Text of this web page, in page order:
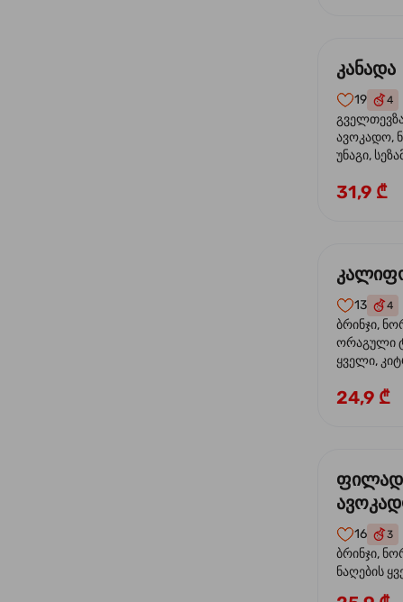
კანადა
19 4
ავოკადო,
უნაგი,
31,9 ₾
13 4
ბრინჯი,
ორაგული
ყველი,
24,9 ₾
16 3
ბრინჯი,
ნაღების